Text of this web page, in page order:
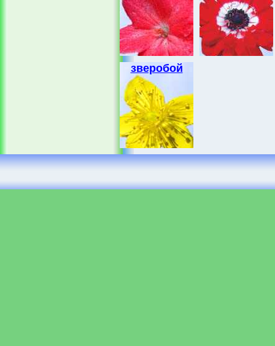
зверобой